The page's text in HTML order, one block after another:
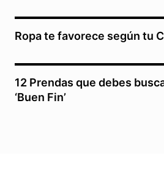
Ropa te favorece según tu
12 Prendas que debes
‘Buen Fin’